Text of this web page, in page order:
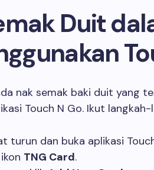
Duit
nak semak baki duit yang
Touch N Go. Ikut langkah-
turun dan buka aplikasi
TNG Card.